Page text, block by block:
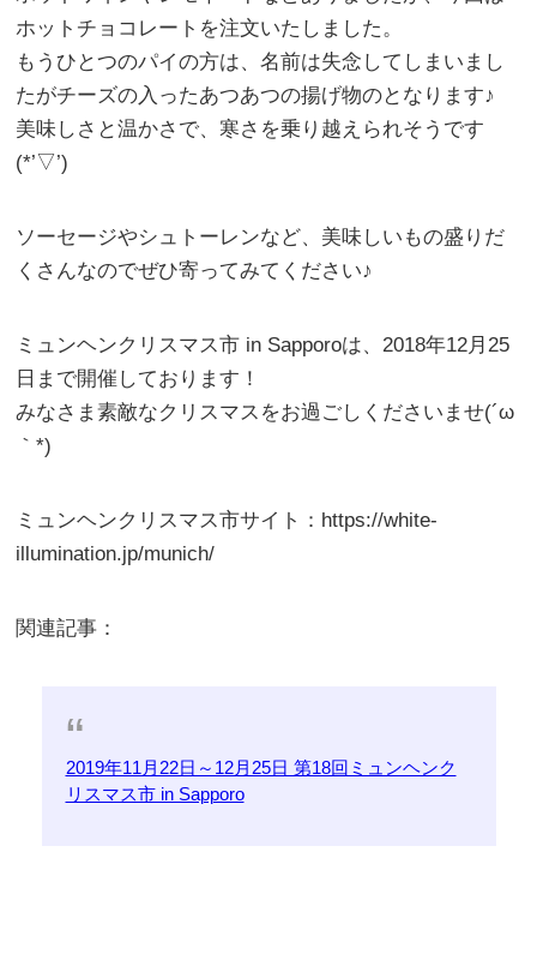
ホットチョコレートを注文いたしました。
もうひとつのパイの方は、名前は失念してしまいまし
たがチーズの入ったあつあつの揚げ物のとなります♪
美味しさと温かさで、寒さを乗り越えられそうです
(*’▽’)
ソーセージやシュトーレンなど、美味しいもの盛りだ
くさんなのでぜひ寄ってみてください♪
ミュンヘンクリスマス市 in Sapporoは、2018年12月25
日まで開催しております！
みなさま素敵なクリスマスをお過ごしくださいませ(´ω
｀*)
ミュンヘンクリスマス市サイト：https://white-
illumination.jp/munich/
関連記事：
2019年11月22日～12月25日 第18回ミュンヘンク
リスマス市 in Sapporo